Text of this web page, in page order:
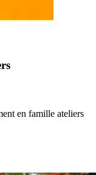
en famille ateliers